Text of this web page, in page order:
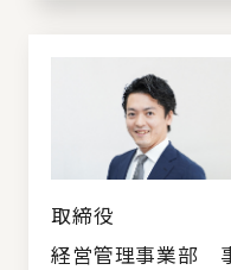
取締役
経営管理事業部